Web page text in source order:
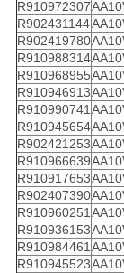
R910972307
R902431144
R902419780
R910988314
R910968955
R910946913
R910990741
R910945654
R902421253
R910966639
R910917653
R902407390
R910960251
R910936153
R910984461
R910945523